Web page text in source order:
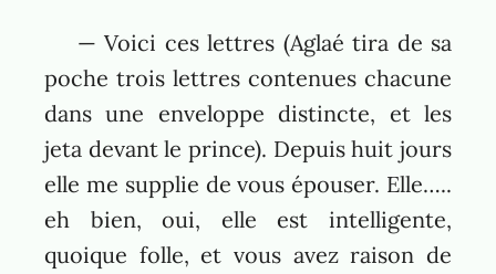
— Voici ces lettres (Aglaé tira de sa
poche trois lettres contenues chacune
dans une enveloppe distincte, et les
jeta devant le prince). Depuis huit jours
elle me supplie de vous épouser. Elle…..
eh bien, oui, elle est intelligente,
quoique folle, et vous avez raison de